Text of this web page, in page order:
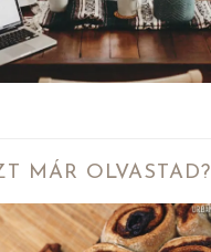
MÁR OLVASTAD?